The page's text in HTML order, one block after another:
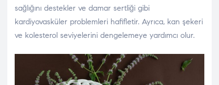
sağlığını destekler ve damar sertliği gibi
kardiyovasküler problemleri hafifletir. Ayrıca, kan şekeri
ve kolesterol seviyelerini dengelemeye yardımcı olur.